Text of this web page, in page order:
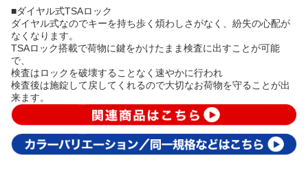
■ダイヤル式TSAロック
ダイヤル式なのでキーを持ち歩く煩わしさがなく、紛失の心配が
なくなります。
TSAロック搭載で荷物に鍵をかけたまま検査に出すことが可能
で、
検査はロックを破壊することなく速やかに行われ
検査後は施錠して戻してくれるので大切なお荷物を守ることが出
来ます。